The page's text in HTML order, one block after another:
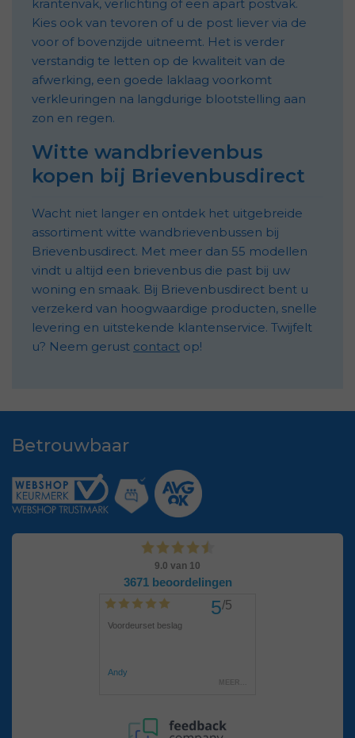
krantenvak, verlichting of een apart postvak.
Kies ook van tevoren of u de post liever via de
voor of bovenzijde uitneemt. Het is verder
verstandig te letten op de kwaliteit van de
afwerking, een goede laklaag voorkomt
verkleuringen na langdurige blootstelling aan
zon en regen.
Witte wandbrievenbus
kopen bij Brievenbusdirect
Wacht niet langer en ontdek het uitgebreide
assortiment witte wandbrievenbussen bij
Brievenbusdirect. Met meer dan 55 modellen
vindt u altijd een brievenbus die past bij uw
woning en smaak. Bij Brievenbusdirect bent u
verzekerd van hoogwaardige producten, snelle
levering en uitstekende klantenservice. Twijfelt
u? Neem gerust contact op!
Betrouwbaar